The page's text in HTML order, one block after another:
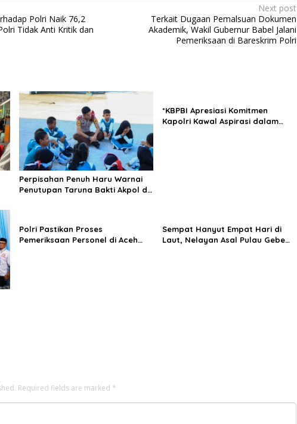
Polri Naik 76,2
Tidak Anti Kritik dan
Next post
Terkait Dugaan Pemalsuan Dokumen
Akademik, Wakil Gubernur Babel Jalani
Pemeriksaan di Bareskrim Polri
Perpisahan Penuh Haru Warnai
Penutupan Taruna Bakti Akpol di
*KBPBI Apresiasi Komitmen
Kapolri Kawal Aspirasi dalam
Polri Pastikan Proses
Pemeriksaan Personel di Aceh
Sempat Hanyut Empat Hari di
Laut, Nelayan Asal Pulau Gebe
Required fields are marked *